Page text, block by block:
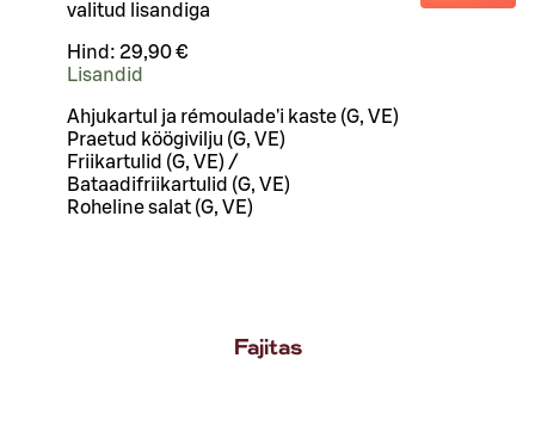
valitud lisandiga
Hind: 29,90 €
Lisandid
Ahjukartul ja rémoulade'i kaste (G, VE)
Praetud köögivilju (G, VE)
Friikartulid (G, VE) /
Bataadifriikartulid (G, VE)
Roheline salat (G, VE)
Fajitas